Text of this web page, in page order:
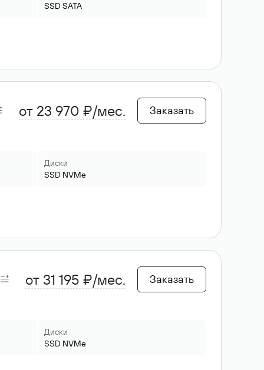
SSD SATA
от 23 970 ₽/мес. Заказать
Диски
SSD NVMe
от 31 195 ₽/мес. Заказать
Диски
SSD NVMe